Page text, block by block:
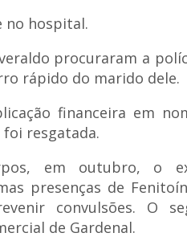
no hospital.
procuraram a
rápido do marido dele.
financeira em
foi resgatada.
em outubro, o
presenças de
convulsões. O
de Gardenal.